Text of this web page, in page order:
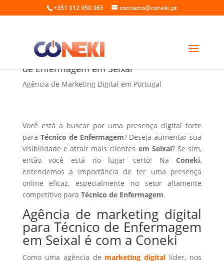
+351 912 950 965 contacto@coneki.pt
Agência de marketing digital para Técnico
de Enfermagem em Seixal
Agência de Marketing Digital em Portugal
Você está a buscar por uma presença digital forte
para Técnico de Enfermagem? Deseja aumentar sua
visibilidade e atrair mais clientes em Seixal? Se sim,
então você está no lugar certo! NaConeki,
entendemos a importância de ter uma presença
online eficaz, especialmente no setor altamente
competitivo para Técnico de Enfermagem.
Agência de marketing digital
para Técnico de Enfermagem
em Seixal é com a Coneki
Como uma agência de marketing digital líder, nos